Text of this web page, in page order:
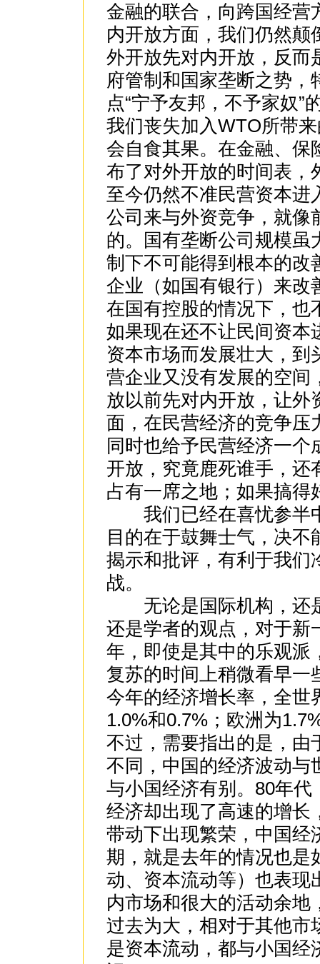
金融的联合，向跨国经营
内开放方面，我们仍然
外开放先对内开放，反而
府管制和国家垄断之势
点“宁予友邦，不予家奴”
我们丧失加入WTO所带
会自食其果。在金融、保
布了对外开放的时间表，
至今仍然不准民营资本进
公司来与外资竞争，就像
的。国有垄断公司规模虽
制下不可能得到根本的改
企业（如国有银行）来改
在国有控股的情况下，也
如果现在还不让民间资本
资本市场而发展壮大，到
营企业又没有发展的空间
放以前先对内开放，让外
面，在民营经济的竞争压
同时也给予民营经济一
开放，究竟鹿死谁手，还
占有一席之地；如果搞得
我们已经在喜忧参半
目的在于鼓舞士气，决
揭示和批评，有利于我们
战。
无论是国际机构，还
还是学者的观点，对于新
年，即使是其中的乐观派
复苏的时间上稍微看早一
今年的经济增长率，全世
1.0%和0.7%；欧洲为
不过，需要指出的是，由
不同，中国的经济波动与
与小国经济有别。80年
经济却出现了高速的增长
带动下出现繁荣，中国经
期，就是去年的情况也是
动、资本流动等）也表现
内市场和很大的活动余
过去为大，相对于其他市
是资本流动，都与小国经